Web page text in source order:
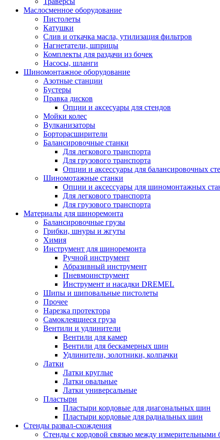
Маслосменное оборудование
Пистолеты
Катушки
Слив и откачка масла, утилизация фильтров
Нагнетатели, шприцы
Комплекты для раздачи из бочек
Насосы, шланги
Шиномонтажное оборудование
Азотные станции
Бустеры
Правка дисков
Опции и аксесуары для стендов
Мойки колес
Вулканизаторы
Борторасширители
Балансировочные станки
Для легкового транспорта
Для грузового транспорта
Опции и аксессуары для балансировочных
Шиномотажные станки
Опции и аксессуары для шиномонтажных
Для легкового транспорта
Для грузового транспорта
Материалы для шиноремонта
Балансировочные грузы
Грибки, шнуры и жгуты
Химия
Инструмент для шиноремонта
Ручной инструмент
Абразивный инструмент
Пневмоинструмент
Инструмент и насадки DREMEL
Шипы и шиповальные пистолеты
Прочее
Нарезка протектора
Самоклеящиеся груза
Вентили и удлинители
Вентили для камер
Вентили для бескамерных шин
Удлинители, золотники, колпачки
Латки
Латки круглые
Латки овальные
Латки универсальные
Пластыри
Пластыри кордовые для диагональных шин
Пластыри кордовые для радиальных шин
Стенды развал-схождения
Стенды с кордовой связью между измерительными